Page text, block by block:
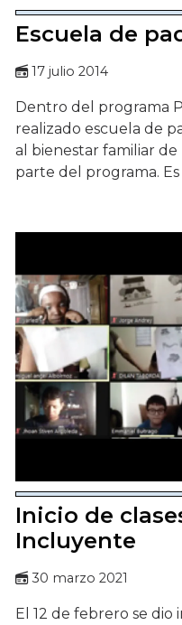
Escuela de
17 julio 2014
Dentro del programa
realizado escuela de
al bienestar familiar
parte del programa.
Inicio de
Incluyente
30 marzo 2021
El 12 de febrero se dio